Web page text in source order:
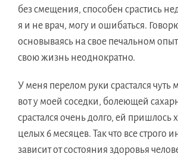
без смещения, способен срастись
я и не врач, могу и ошибаться.
основываясь на свое печальном
свою жизнь неоднократно.
У меня перелом руки срастался чуть
вот у моей соседки, болеющей
срастался очень долго, ей пришлось
целых 6 месяцев. Так что все строго
зависит от состояния здоровья